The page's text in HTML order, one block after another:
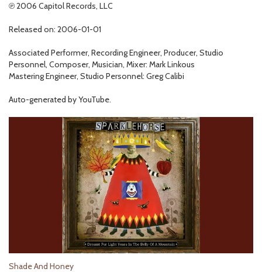
℗ 2006 Capitol Records, LLC
Released on: 2006-01-01
Associated Performer, Recording Engineer, Producer, Studio
Personnel, Composer, Musician, Mixer: Mark Linkous
Mastering Engineer, Studio Personnel: Greg Calibi
Auto-generated by YouTube.
Shade And Honey